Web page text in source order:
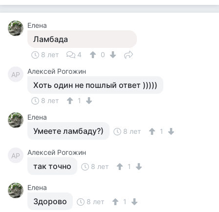
Елена
Ламбада
8 лет 4 0
АР Алексей Рогожин
Хоть один не пошлый ответ )))))
8 лет
1
Елена
Умеете ламбаду?) 8 лет 1
АР Алексей Рогожин
так точно 8 лет 1
Елена
Здорово 8 лет 1